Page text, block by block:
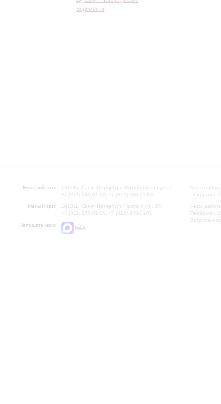
Большой зал:
191186, Санкт-Петербург, Михайловская ул., 2
+7 (812) 240-01-00, +7 (812) 240-01-80
Малый зал:
191011, Санкт-Петербург, Невский пр., 30
+7 (812) 240-01-00, +7 (812) 240-01-70
Напишите нам:
MAX
Часы
Перерыв с
Часы
Перерыв с
Вопросы